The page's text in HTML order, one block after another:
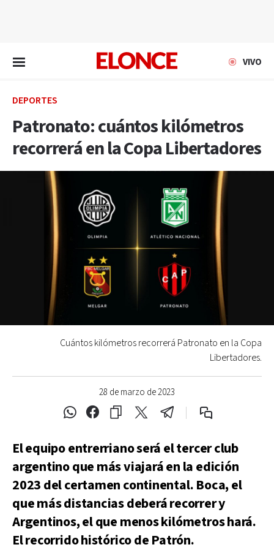
VIVO
DEPORTES
Patronato: cuántos kilómetros
recorrerá en la Copa Libertadores
28 de marzo de 2023
Cuántos kilómetros recorrerá Patronato en la Copa
Libertadores.
El equipo entrerriano será el tercer club
argentino que más viajará en la edición
2023 del certamen continental. Boca, el
que más distancias deberá recorrer y
Argentinos, el que menos kilómetros hará.
El recorrido histórico de Patrón.